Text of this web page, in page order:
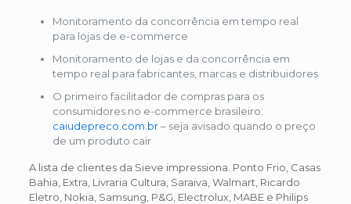
Monitoramento da concorrência em tempo real
para lojas de e-commerce
Monitoramento de lojas e da concorrência em
tempo real para fabricantes, marcas e distribuidores
O primeiro facilitador de compras para os
consumidores no e-commerce brasileiro:
caiudepreco.com.br– seja avisado quando o preço
de um produto cair
A lista de clientes da Sieve impressiona. Ponto Frio, Casas
Bahia, Extra, Livraria Cultura, Saraiva, Walmart, Ricardo
Eletro, Nokia, Samsung, P&G, Electrolux, MABE e Philips